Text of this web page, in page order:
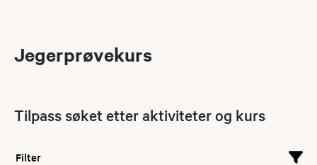
Jegerprøvekurs
Tilpass søket etter aktiviteter og kurs
Filter